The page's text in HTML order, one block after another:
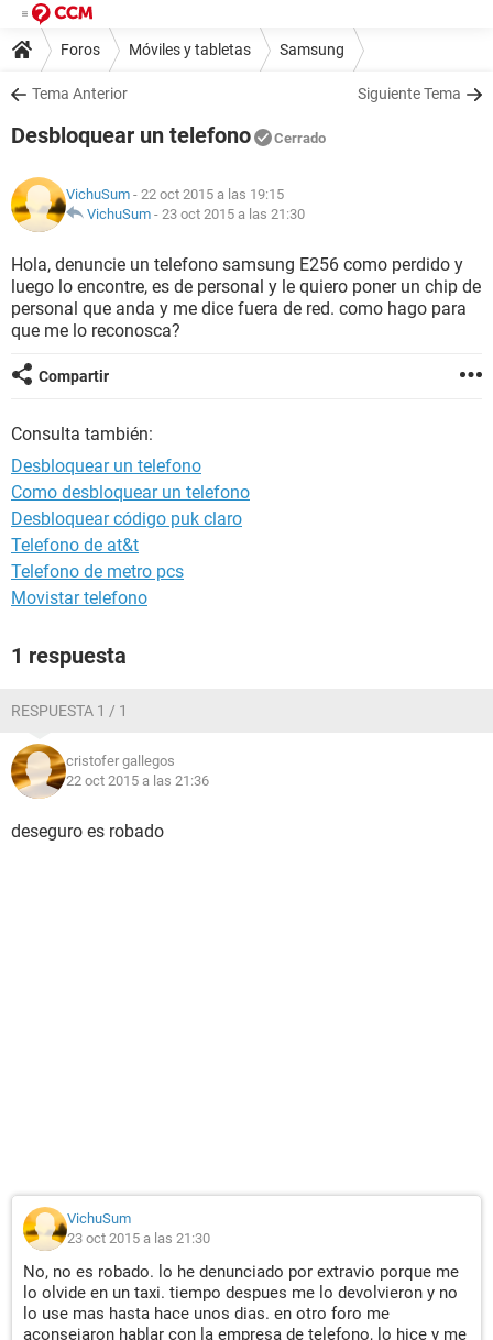
Foros Móviles y tabletas Samsung
Tema Anterior Siguiente Tema
Desbloquear un telefono Cerrado
VichuSum - 22 oct 2015 a las 19:15
VichuSum - 23 oct 2015 a las 21:30
Hola, denuncie un telefono samsung E256 como perdido y
luego lo encontre, es de personal y le quiero poner un chip de
personal que anda y me dice fuera de red. como hago para
que me lo reconosca?
Compartir
Consulta también:
Desbloquear un telefono
Como desbloquear un telefono
Desbloquear código puk claro
Telefono de at&t
Telefono de metro pcs
Movistar telefono
1 respuesta
RESPUESTA 1 / 1
cristofer gallegos
22 oct 2015 a las 21:36
deseguro es robado
VichuSum
23 oct 2015 a las 21:30
No, no es robado. lo he denunciado por extravio porque me
lo olvide en un taxi. tiempo despues me lo devolvieron y no
lo use mas hasta hace unos dias. en otro foro me
aconsejaron hablar con la empresa de telefono, lo hice y me